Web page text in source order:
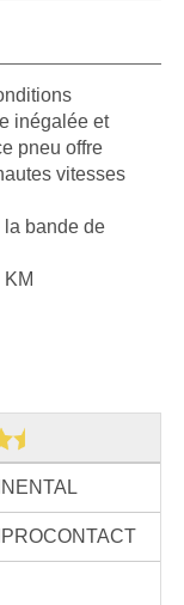
inégalée et
pneu offre
vitesses
la bande de